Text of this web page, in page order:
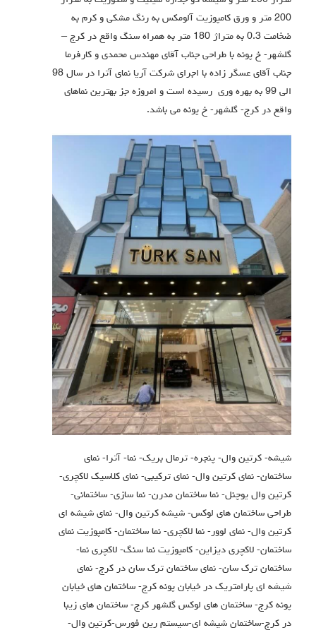
200 متر و ورق کامپوزیت آلومکس به رنگ مشکی و کرم به
ضخامت 0.3 به متراژ 180 متر به همراه سنگ واقع در کرج –
گلشهر- خ پونه با طراحی جناب آقای مهندس محمدی و کارفرما
جناب آقای عسگر زاده با اجرای شرکت آریا نمای آترا در سال 98
الی 99 به بهره وری رسیده است و امروزه جز بهترین نماهای
واقع در کرج- گلشهر- خ پونه می باشد.
شیشه- کرتین وال- پنجره- ترمال بریک- نما- آترا- نمای
ساختمان- نمای کرتین وال- نمای ترکیبی- نمای کلاسیک لاکچری-
کرتین وال یوچنل- نما ساختمان مدرن- نما سازی- ساختمانی-
طراحی ساختمان های لوکس- شیشه کرتین وال- نمای شیشه ای
کرتین وال- نمای لوور- نما لاکچری- نما ساختمان- کامپوزیت نمای
ساختمان- لاکچری دیزاین- کامپوزیت نما سنگ- لاکچری نما-
ساختمان ترک سان- نمای ساختمان ترک سان در کرج- نمای
شیشه ای پارامتریک در خیابان پونه کرج- ساختمان های خیابان
پونه کرج- ساختمان های لوکس گلشهر کرج- ساختمان های زیبا
در کرج-ساختمان شيشه اي-سيستم رين فورس-كرتين وال-